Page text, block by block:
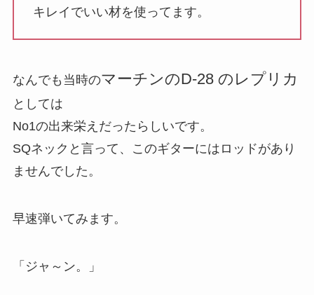
キレイでいい材を使ってます。
なんでも当時のマーチンのD-28 のレプリカ
としては
No1の出来栄えだったらしいです。
SQネックと言って、このギターにはロッドがあり
ませんでした。
早速弾いてみます。
「ジャ～ン。」